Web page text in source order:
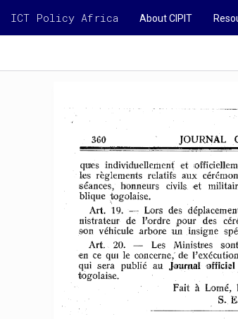
ICT Policy Africa About CIPIT
360 JOURNAL
ques individuellemenfet
les règlements relatifs aux
séances, honneurs civils et
blique ~ogolaise.
Art. 19. Lors des
nistrateur de l'mdre pour des
8<on véhicule arbore un insigne
Art.
20. Les Ministœs s'ont
,en ce qUI le ooncerne; de l'exécution
qui ,sera publié au Journal officiel
togolais,e.
Fait à Lomé,
S. E.